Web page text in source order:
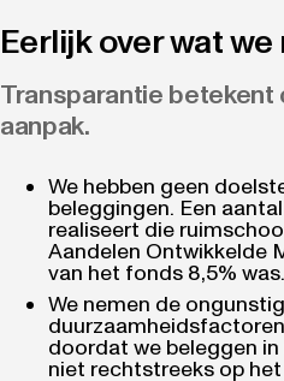
Eerlijk over wat
Transparantie betekent
aanpak.
We hebben geen
beleggingen. Een
realiseert die
Aandelen Ontwikkelde
van het fonds 8,5% was.
We nemen de
doordat we beleggen
niet rechtstreeks op